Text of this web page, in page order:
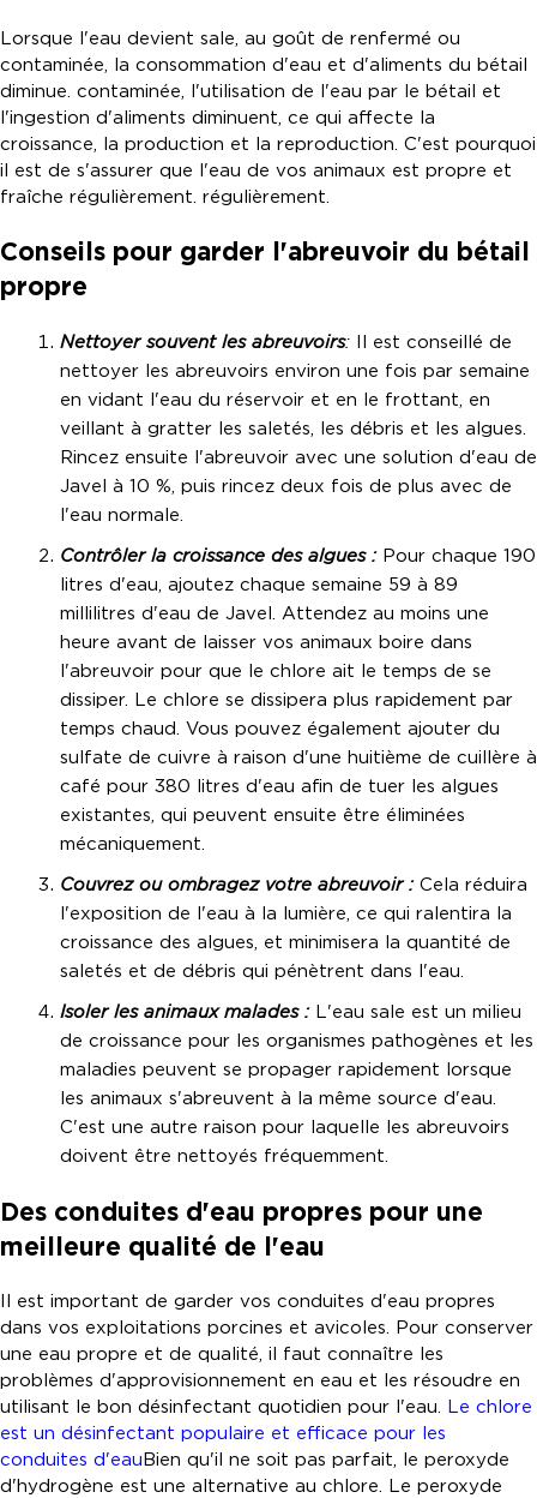
Lorsque l'eau devient sale, au goût de renfermé ou
contaminée, la consommation d'eau et d'aliments du bétail
diminue. contaminée, l'utilisation de l'eau par le bétail et
l'ingestion d'aliments diminuent, ce qui affecte la
croissance, la production et la reproduction. C'est pourquoi
il est de s'assurer que l'eau de vos animaux est propre et
fraîche régulièrement. régulièrement.
Conseils pour garder l'abreuvoir du bétail
propre
Nettoyer souvent les abreuvoirs: Il est conseillé de
nettoyer les abreuvoirs environ une fois par semaine
en vidant l'eau du réservoir et en le frottant, en
veillant à gratter les saletés, les débris et les algues.
Rincez ensuite l'abreuvoir avec une solution d'eau de
Javel à 10 %, puis rincez deux fois de plus avec de
l'eau normale.
Contrôler la croissance des algues :Pour chaque 190
litres d'eau, ajoutez chaque semaine 59 à 89
millilitres d'eau de Javel. Attendez au moins une
heure avant de laisser vos animaux boire dans
l'abreuvoir pour que le chlore ait le temps de se
dissiper. Le chlore se dissipera plus rapidement par
temps chaud. Vous pouvez également ajouter du
sulfate de cuivre à raison d'une huitième de cuillère à
café pour 380 litres d'eau afin de tuer les algues
existantes, qui peuvent ensuite être éliminées
mécaniquement.
Couvrez ou ombragez votre abreuvoir : Cela réduira
l'exposition de l'eau à la lumière, ce qui ralentira la
croissance des algues, et minimisera la quantité de
saletés et de débris qui pénètrent dans l'eau.
Isoler les animaux malades :L'eau sale est un milieu
de croissance pour les organismes pathogènes et les
maladies peuvent se propager rapidement lorsque
les animaux s'abreuvent à la même source d'eau.
C'est une autre raison pour laquelle les abreuvoirs
doivent être nettoyés fréquemment.
Des conduites d'eau propres pour une
meilleure qualité de l'eau
Il est important de garder vos conduites d'eau propres
dans vos exploitations porcines et avicoles. Pour conserver
une eau propre et de qualité, il faut connaître les
problèmes d'approvisionnement en eau et les résoudre en
utilisant le bon désinfectant quotidien pour l'eau. Le chlore
est un désinfectant populaire et efficace pour les
conduites d'eauBien qu'il ne soit pas parfait, le peroxyde
d'hydrogène est une alternative au chlore. Le peroxyde